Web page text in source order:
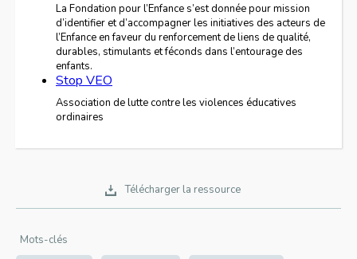
La Fondation pour l’Enfance s’est donnée pour mission
d’identifier et d’accompagner les initiatives des acteurs de
l’Enfance en faveur du renforcement de liens de qualité,
durables, stimulants et féconds dans l’entourage des
enfants.
Stop VEO
Association de lutte contre les violences éducatives
ordinaires
Télécharger la ressource
Mots-clés